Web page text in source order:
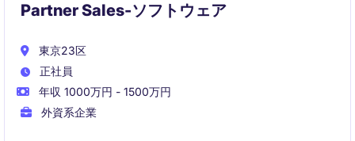
Partner Sales-ソフトウェア
東京23区
正社員
年収 1000万円 - 1500万円
外資系企業